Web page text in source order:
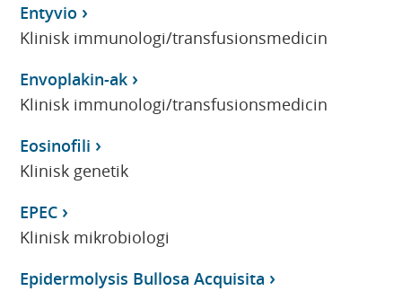
Entyvio
Klinisk immunologi/transfusionsmedicin
Envoplakin-ak
Klinisk immunologi/transfusionsmedicin
Eosinofili
Klinisk genetik
EPEC
Klinisk mikrobiologi
Epidermolysis Bullosa Acquisita